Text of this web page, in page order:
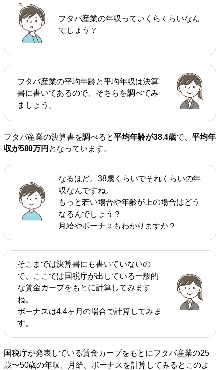
フタバ産業の年収っていくらくらいなん
でしょう？
フタバ産業の平均年齢と平均年収は決算
書に書いてあるので、そちらを調べてみ
ましょう。
フタバ産業の決算書を調べると平均年齢が38.4歳で、 平均年
収が580万円 となっています。
なるほど。38歳くらいでそれくらいの年
収なんですね。
もっと若い場合や年齢が上の場合はどう
なるんでしょう？
月給やボーナスもわかりますか？
そこまでは決算書にも書いていないの
で、ここでは国税庁が出している一般的
な賃金カーブをもとに計算してみます
ね。
ボーナスは4.4ヶ月の場合で計算してみま
す。
国税庁が発表している賃金カーブをもとにフタバ産業の25
歳〜50歳の年収、月給、ボーナスを計算してみるとこのよ